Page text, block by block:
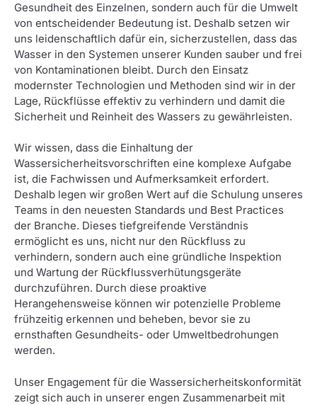
Gesundheit des Einzelnen, sondern auch für die Umwelt
von entscheidender Bedeutung ist. Deshalb setzen wir
uns leidenschaftlich dafür ein, sicherzustellen, dass das
Wasser in den Systemen unserer Kunden sauber und frei
von Kontaminationen bleibt. Durch den Einsatz
modernster Technologien und Methoden sind wir in der
Lage, Rückflüsse effektiv zu verhindern und damit die
Sicherheit und Reinheit des Wassers zu gewährleisten.
Wir wissen, dass die Einhaltung der
Wassersicherheitsvorschriften eine komplexe Aufgabe
ist, die Fachwissen und Aufmerksamkeit erfordert.
Deshalb legen wir großen Wert auf die Schulung unseres
Teams in den neuesten Standards und Best Practices
der Branche. Dieses tiefgreifende Verständnis
ermöglicht es uns, nicht nur den Rückfluss zu
verhindern, sondern auch eine gründliche Inspektion
und Wartung der Rückflussverhütungsgeräte
durchzuführen. Durch diese proaktive
Herangehensweise können wir potenzielle Probleme
frühzeitig erkennen und beheben, bevor sie zu
ernsthaften Gesundheits- oder Umweltbedrohungen
werden.
Unser Engagement für die Wassersicherheitskonformität
zeigt sich auch in unserer engen Zusammenarbeit mit